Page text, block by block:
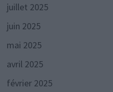
juillet 2025
juin 2025
mai 2025
avril 2025
février 2025